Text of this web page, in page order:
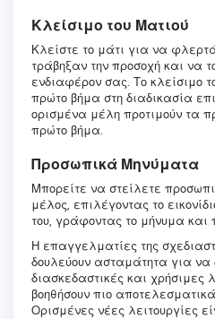
Κλείσιμο του Ματιού
Κλείστε το μάτι για να
τράβηξαν την προσοχή και να
ενδιαφέρον σας. Το κλείσιμο
πρώτο βήμα στη διαδικασία
ορισμένα μέλη προτιμούν τα
πρώτο βήμα.
Προσωπικά Μηνύματα
Μπορείτε να στείλετε
μέλος, επιλέγοντας το
του, γράφοντας το μήνυμα και
Η επαγγελματίες της
δουλεύουν ασταμάτητα για να
διασκεδαστικές και χρήσιμες
βοηθήσουν πιο
Ορισμένες νέες λειτουργίες